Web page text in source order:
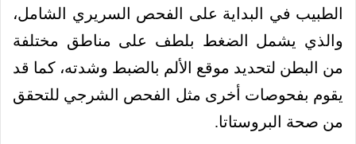
الطبيب في البداية على الفحص السريري الشامل،
والذي يشمل الضغط بلطف على مناطق مختلفة
من البطن لتحديد موقع الألم بالضبط وشدته، كما قد
يقوم بفحوصات أخرى مثل الفحص الشرجي للتحقق
من صحة البروستاتا.